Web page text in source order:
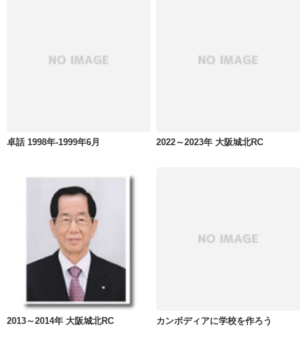
卓話 1998年-1999年6月 2022～2023年 大阪城北RC
2013～2014年 大阪城北RC カンボディアに学校を作ろう